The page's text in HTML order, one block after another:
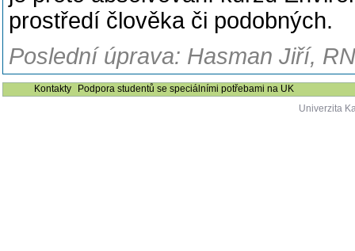
prostředí člověka či podobných.
Poslední úprava: Hasman Jiří,
Kontakty
Podpora studentů se speciálními potřebami na UK
Univerzita